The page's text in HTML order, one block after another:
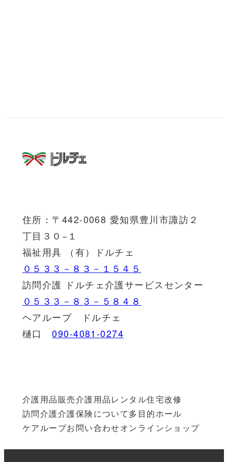
住所：〒442-0068 愛知県豊川市諏訪２
丁目３０−１
福祉用具 （有）ドルチェ
０５３３－８３－１５４５
訪問介護 ドルチェ介護サービスセンター
０５３３－８３－５８４８
ヘアループ ドルチェ
樋口090-4081-0274
介護用品販売介護用品レンタル住宅改修
訪問介護介護保険について多目的ホール
ケアループお問い合わせオンラインショップ